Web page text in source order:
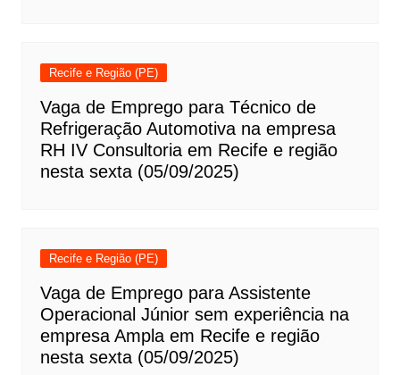
Recife e Região (PE)
Vaga de Emprego para Técnico de
Refrigeração Automotiva na empresa
RH IV Consultoria em Recife e região
nesta sexta (05/09/2025)
Recife e Região (PE)
Vaga de Emprego para Assistente
Operacional Júnior sem experiência na
empresa Ampla em Recife e região
nesta sexta (05/09/2025)